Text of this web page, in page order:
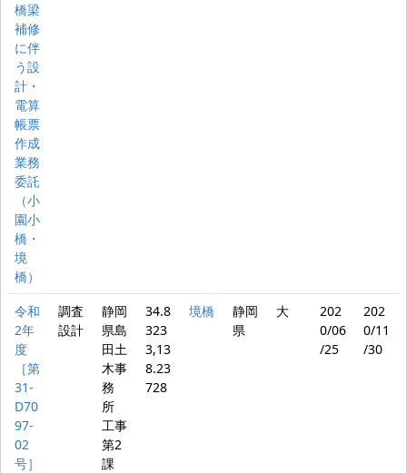
橋梁
補修
に伴
う設
計・
電算
帳票
作成
業務
委託
（小
園小
橋・
境
橋）
令和
2年
度
［第
31-
D70
97-
02
号］
調査
設計
静岡
県島
田土
木事
務
所
工事
第2
課
34.8
323
3,13
8.23
728
境橋
静岡
県
大
202
0/06
/25
202
0/11
/30